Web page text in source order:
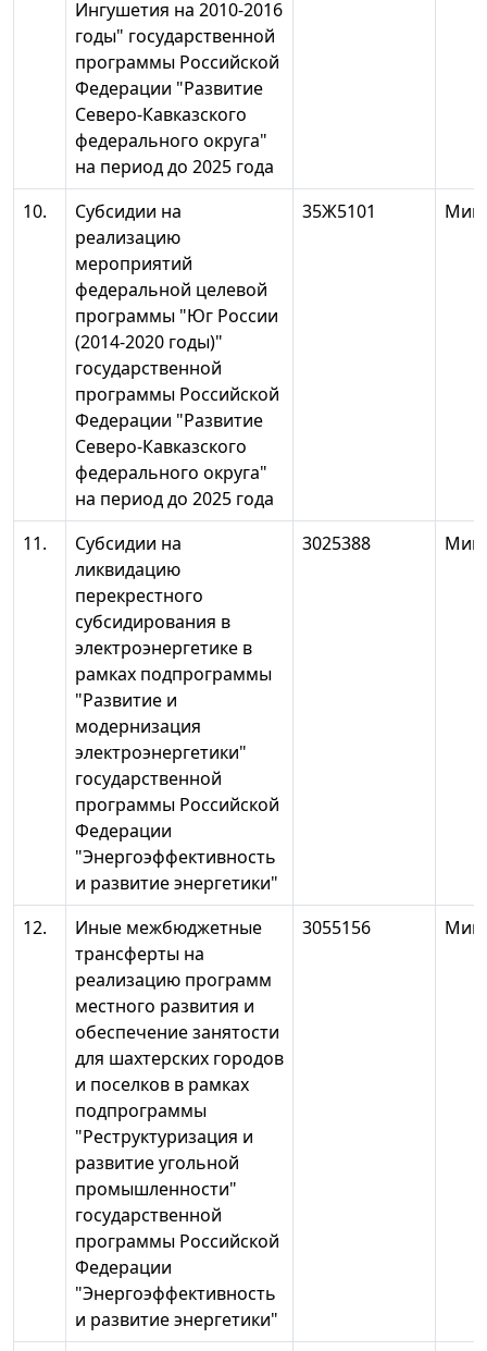
Ингушетия на 2010-2016
годы" государственной
программы Российской
Федерации "Развитие
Северо-Кавказского
федерального округа"
на период до 2025 года
10.
Субсидии на
реализацию
мероприятий
федеральной целевой
программы "Юг России
(2014-2020 годы)"
государственной
программы Российской
Федерации "Развитие
Северо-Кавказского
федерального округа"
на период до 2025 года
35Ж5101
11.
Субсидии на
ликвидацию
перекрестного
субсидирования в
электроэнергетике в
рамках подпрограммы
"Развитие и
модернизация
электроэнергетики"
государственной
программы Российской
Федерации
"Энергоэффективность
и развитие энергетики"
3025388
12.
Иные межбюджетные
трансферты на
реализацию программ
местного развития и
обеспечение занятости
для шахтерских городов
и поселков в рамках
подпрограммы
"Реструктуризация и
развитие угольной
промышленности"
государственной
программы Российской
Федерации
"Энергоэффективность
и развитие энергетики"
3055156